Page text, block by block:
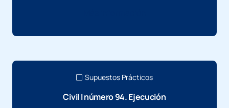
Supuestos Prácticos
Civil I número 94. Ejecución